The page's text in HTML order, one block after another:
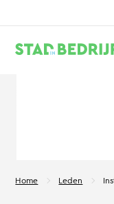
Home Leden